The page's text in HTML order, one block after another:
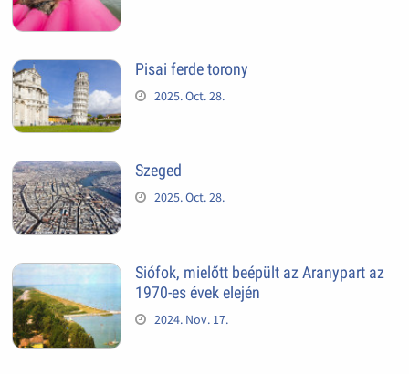
Pisai ferde torony
2025. Oct. 28.
Szeged
2025. Oct. 28.
Siófok, mielőtt beépült az Aranypart az
1970-es évek elején
2024. Nov. 17.